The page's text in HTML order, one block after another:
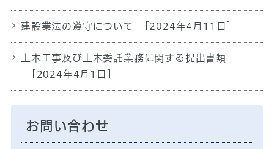
建設業法の遵守について [2024年4月11日]
土木工事及び土木委託業務に関する提出書類
[2024年4月1日]
お問い合わせ